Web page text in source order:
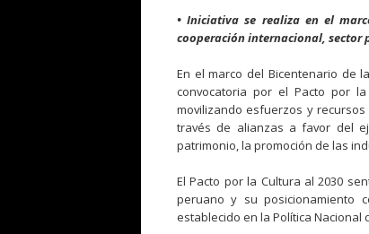
• Iniciativa se realiza en el
cooperación internacional, sector
En el marco del Bicentenario de
convocatoria por el Pacto por
movilizando esfuerzos y
través de alianzas a favor del
patrimonio, la promoción de las
El Pacto por la Cultura al 2030
peruano y su posicionamiento
establecido en la Política Nacional